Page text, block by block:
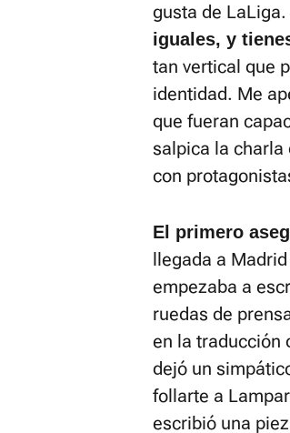
gusta de LaLiga.
iguales, y
tan vertical que
identidad. Me
que fueran
salpica la charla
con
El primero
llegada a
empezaba a
ruedas de
en la traducción
dejó un
follarte a
escribió una